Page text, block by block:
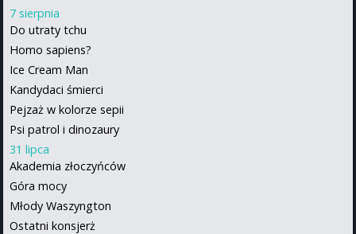
7 sierpnia
Do utraty tchu
Homo sapiens?
Ice Cream Man
Kandydaci śmierci
Pejzaż w kolorze sepii
Psi patrol i dinozaury
31 lipca
Akademia złoczyńców
Góra mocy
Młody Waszyngton
Ostatni konsjerż